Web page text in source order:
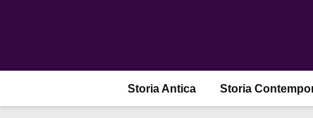
Storia Antica Storia